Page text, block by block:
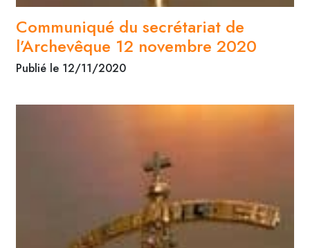
Communiqué du secrétariat de
l’Archevêque 12 novembre 2020
Publié le 12/11/2020